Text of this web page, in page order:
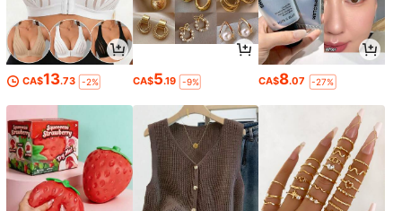
CA$13.73 -2% CA$5.19 -9% CA$8.07 -27%